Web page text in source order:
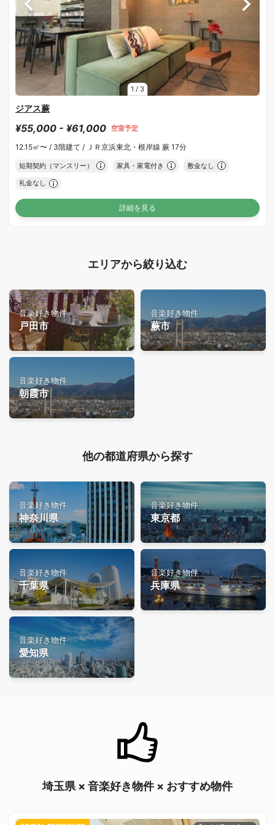
1 / 3
ジアス蕨
¥55,000 - ¥61,000 空室予定
12.15㎡〜 / 3階建て / ＪＲ京浜東北・根岸線 蕨 17分
短期契約（マンスリー） 家具・家電付き 敷金なし
礼金なし
詳細を見る
エリアから絞り込む
音楽好き物件
戸田市
音楽好き物件
蕨市
音楽好き物件
朝霞市
他の都道府県から探す
音楽好き物件
神奈川県
音楽好き物件
東京都
音楽好き物件
千葉県
音楽好き物件
兵庫県
音楽好き物件
愛知県
埼玉県 × 音楽好き物件 × おすすめ物件